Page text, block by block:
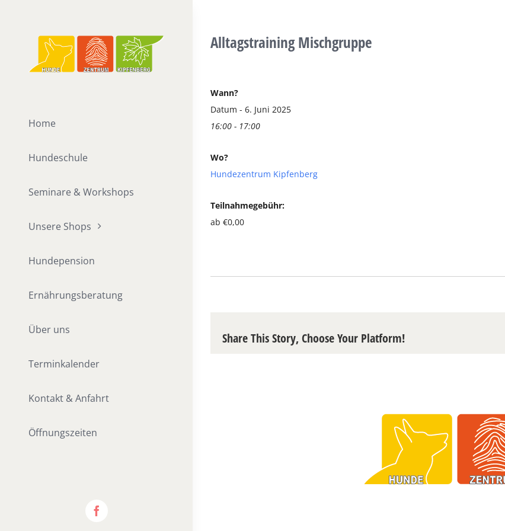
Home
Hundeschule
Seminare & Workshops
Unsere Shops
Hundepension
Ernährungsberatung
Über uns
Terminkalender
Kontakt & Anfahrt
Öffnungszeiten
Alltagstraining Mischgruppe
Wann?
Datum - 6. Juni 2025
16:00 - 17:00
Wo?
Hundezentrum Kipfenberg
Teilnahmegebühr:
ab €0,00
Share This Story, Choose Your Platform!